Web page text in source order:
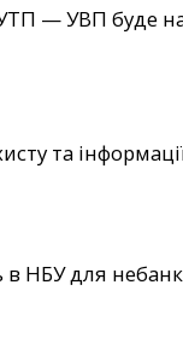
— УВП буде
та
НБУ для